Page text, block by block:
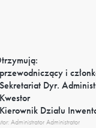
i
Dyr.
Działu
Administrator Administrator